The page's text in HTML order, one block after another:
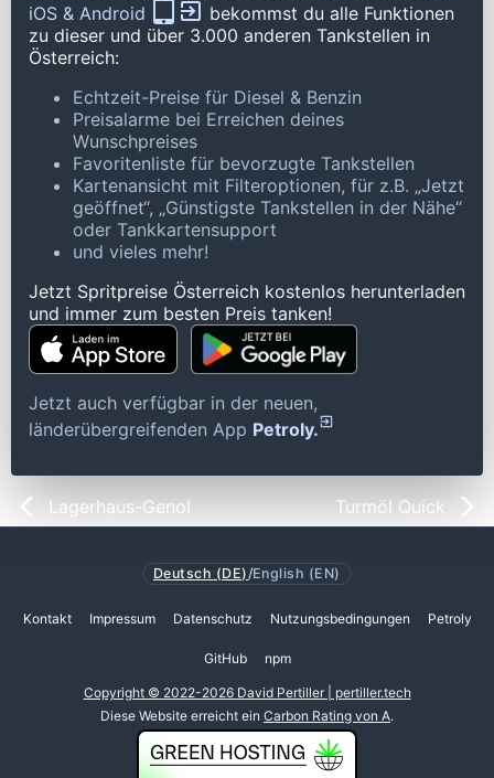
iOS & Android
bekommst du alle Funktionen
zu dieser und über 3.000 anderen Tankstellen in
Österreich:
Echtzeit-Preise für Diesel & Benzin
Preisalarme bei Erreichen deines
Wunschpreises
Favoritenliste für bevorzugte Tankstellen
Kartenansicht mit Filteroptionen, für z.B. „Jetzt
geöffnet“, „Günstigste Tankstellen in der Nähe“
oder Tankkartensupport
und vieles mehr!
Jetzt Spritpreise Österreich kostenlos herunterladen
und immer zum besten Preis tanken!
Jetzt auch verfügbar in der neuen,
länderübergreifenden App Petroly.
Lagerhaus-Genol Turmöl Quick
Deutsch (DE)/English (EN)
Kontakt Impressum Datenschutz Nutzungsbedingungen Petroly
GitHub npm
Copyright © 2022-2026 David Pertiller | pertiller.tech
Diese Website erreicht ein Carbon Rating von A.